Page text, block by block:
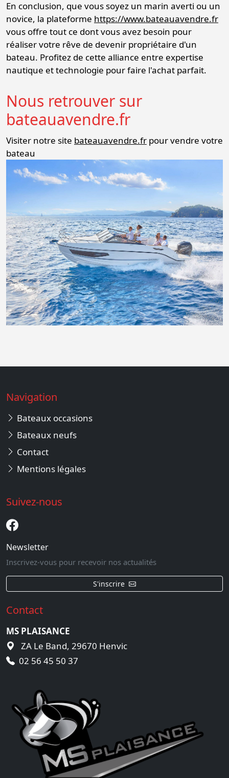
En conclusion, que vous soyez un marin averti ou un
novice, la plateforme https://www.bateauavendre.fr
vous offre tout ce dont vous avez besoin pour
réaliser votre rêve de devenir propriétaire d'un
bateau. Profitez de cette alliance entre expertise
nautique et technologie pour faire l'achat parfait.
Nous retrouver sur
bateauavendre.fr
Visiter notre site bateauavendre.fr pour vendre votre
bateau
Navigation
Bateaux occasions
Bateaux neufs
Contact
Mentions légales
Suivez-nous
Newsletter
Inscrivez-vous pour recevoir nos actualités
S'inscrire
Contact
MS PLAISANCE
ZA Le Band, 29670 Henvic
02 56 45 50 37